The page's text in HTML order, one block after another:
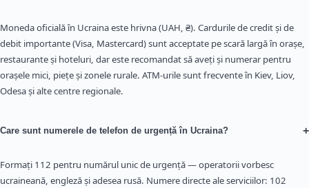
Moneda oficială în Ucraina este hrivna (UAH, ₴). Cardurile de credit și de
debit importante (Visa, Mastercard) sunt acceptate pe scară largă în orașe,
restaurante și hoteluri, dar este recomandat să aveți și numerar pentru
orașele mici, piețe și zonele rurale. ATM-urile sunt frecvente în Kiev, Liov,
Odesa și alte centre regionale.
Care sunt numerele de telefon de urgență în Ucraina? +
Formați 112 pentru numărul unic de urgență — operatorii vorbesc
ucraineană, engleză și adesea rusă. Numere directe ale serviciilor: 102